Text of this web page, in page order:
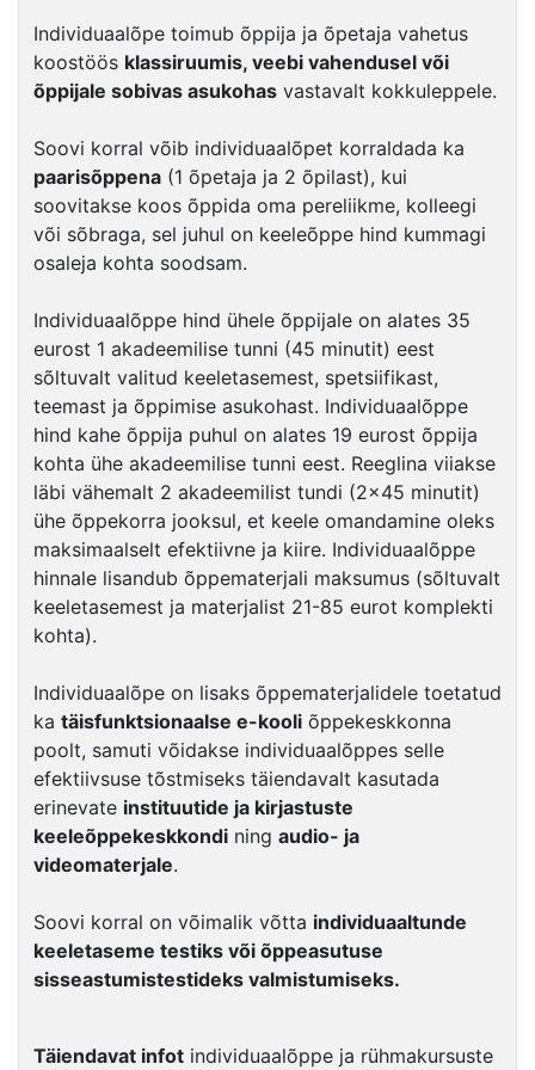
Individuaalõpe toimub õppija ja õpetaja vahetus
koostöös klassiruumis, veebi vahendusel või
õppijale sobivas asukohas vastavalt kokkuleppele.
Soovi korral võib individuaalõpet korraldada ka
paarisõppena (1 õpetaja ja 2 õpilast), kui
soovitakse koos õppida oma pereliikme, kolleegi
või sõbraga, sel juhul on keeleõppe hind kummagi
osaleja kohta soodsam.
Individuaalõppe hind ühele õppijale on alates 35
eurost 1 akadeemilise tunni (45 minutit) eest
sõltuvalt valitud keeletasemest, spetsiifikast,
teemast ja õppimise asukohast. Individuaalõppe
hind kahe õppija puhul on alates 19 eurost õppija
kohta ühe akadeemilise tunni eest. Reeglina viiakse
läbi vähemalt 2 akadeemilist tundi (2×45 minutit)
ühe õppekorra jooksul, et keele omandamine oleks
maksimaalselt efektiivne ja kiire. Individuaalõppe
hinnale lisandub õppematerjali maksumus (sõltuvalt
keeletasemest ja materjalist 21-85 eurot komplekti
kohta).
Individuaalõpe on lisaks õppematerjalidele toetatud
ka täisfunktsionaalse e-kooli õppekeskkonna
poolt, samuti võidakse individuaalõppes selle
efektiivsuse tõstmiseks täiendavalt kasutada
erinevate instituutide ja kirjastuste
keeleõppekeskkondi ning audio- ja
videomaterjale.
Soovi korral on võimalik võtta individuaaltunde
keeletaseme testiks või õppeasutuse
sisseastumistestideks valmistumiseks.
Täiendavat infot individuaalõppe ja rühmakursuste